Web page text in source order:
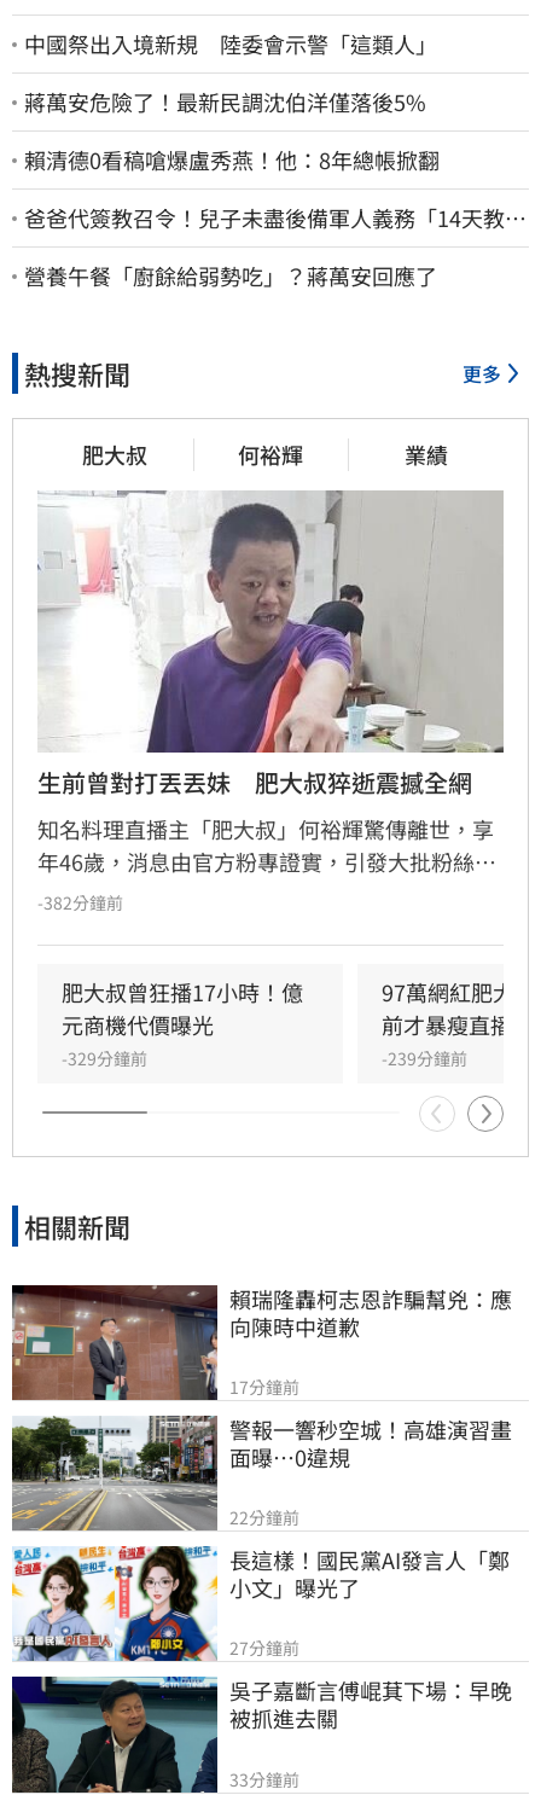
中國祭出入境新規 陸委會示警「這類人」
蔣萬安危險了！最新民調沈伯洋僅落後5%
賴清德0看稿嗆爆盧秀燕！他：8年總帳掀翻
爸爸代簽教召令！兒子未盡後備軍人義務「14天教召
不去」換3個月刑期
營養午餐「廚餘給弱勢吃」？蔣萬安回應了
熱搜新聞 更多
肥大叔 何裕輝 業績
生前曾對打丟丟妹　肥大叔猝逝震撼全網
知名料理直播主「肥大叔」何裕輝驚傳離世，享
年46歲，消息由官方粉專證實，引發大批粉絲哀
悼。何裕輝從替妻子串場起家，憑藉幽默接地氣
質、真誠態度及平價策略，以薄利多銷擄獲廣大
婆媽族群，並曾躋身年度百大網紅。面對直播市
場競爭，他始終保持良性態度，認為做好產品才
能站穩腳步。如今這位白手起家的直播天王驟然
殞落，留給粉絲無限追思，其對電商產業的貢獻
與堅持，將成為直播界典範。
-382分鐘前
肥大叔曾狂播17小時！億
元商機代價曝光
-329分鐘前
97萬網紅肥大
前才暴瘦直播
-239分鐘前
相關新聞
賴瑞隆轟柯志恩詐騙幫兇：應
向陳時中道歉
17分鐘前
警報一響秒空城！高雄演習畫
面曝…0違規
22分鐘前
長這樣！國民黨AI發言人「鄭
小文」曝光了
27分鐘前
吳子嘉斷言傅崐萁下場：早晚
被抓進去關
33分鐘前